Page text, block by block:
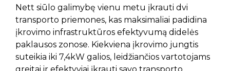
Nett siūlo galimybę vienu metu įkrauti dvi
transporto priemones, kas maksimaliai padidina
įkrovimo infrastruktūros efektyvumą didelės
paklausos zonose. Kiekviena įkrovimo jungtis
suteikia iki 7,4kW galios, leidžiančios vartotojams